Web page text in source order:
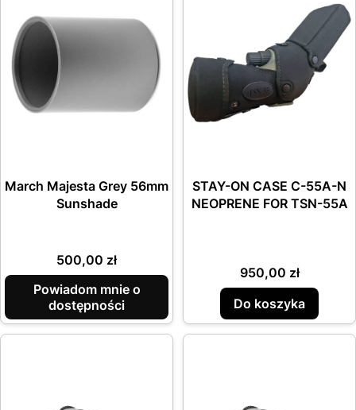
March Majesta Grey 56mm
Sunshade
Cena
500,00 zł
Powiadom mnie o
dostępności
STAY-ON CASE C-55A-N
NEOPRENE FOR TSN-55A
Cena
950,00 zł
Do koszyka